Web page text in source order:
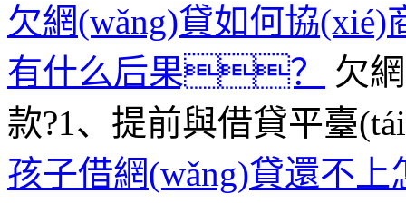
欠網(wǎng)貸如何協
有什么后果？
欠
款?1、提前與借貸平臺
孩子借網(wǎng)貸還不